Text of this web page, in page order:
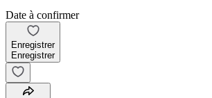
Date à confirmer
Enregistrer
Enregistrer